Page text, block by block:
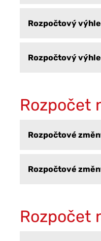
Rozpočtový
Rozpočtový
Rozpočet
Rozpočtové
Rozpočtové
Rozpočet